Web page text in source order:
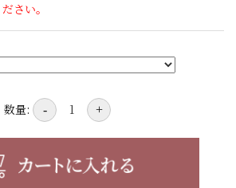
さい。
数量: - +